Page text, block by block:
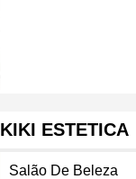
KIKI ESTETICA
Salão De Beleza